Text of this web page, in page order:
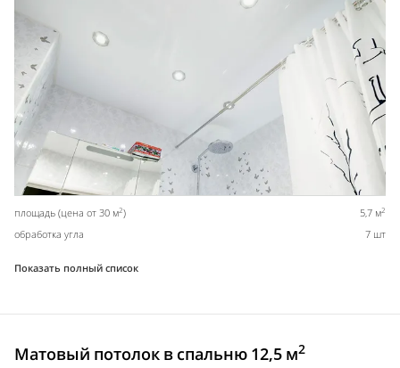
площадь (цена от 30 м2) 5,7 м2
обработка угла 7 шт
Показать полный список
Матовый потолок в спальню 12,5 м2